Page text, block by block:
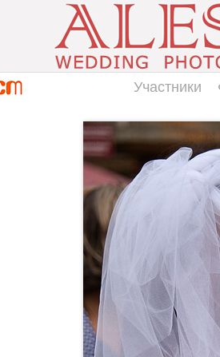
Участники